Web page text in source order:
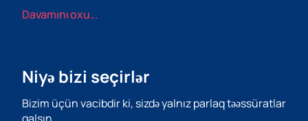
həvəskarlarının yaxşı tanıdığı hitlər, həm də bu
keyfiyyətli səs, möhtəşəm işıq və lazer müşayiəti və
cazibəsini tapacaqsınız.
Davamını oxu...
Niyə bizi seçirlər
Bizim üçün vacibdir ki, sizdə yalnız parlaq təəssüratlar